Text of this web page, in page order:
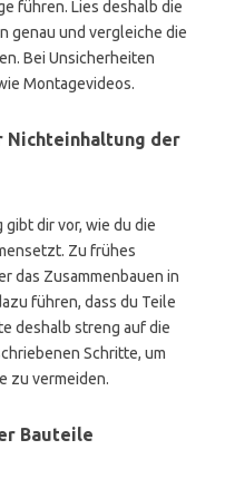
führen. Lies deshalb die
genau und vergleiche die
Bei Unsicherheiten
Montagevideos.
Nichteinhaltung der
dir vor, wie du die
Zu frühes
das Zusammenbauen in
führen, dass du Teile
deshalb streng auf die
Schritte, um
zu vermeiden.
Bauteile